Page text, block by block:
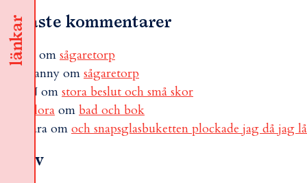
länkar
Senaste kommentarer
om sågaretorp
Fanny om sågaretorp
N om stora beslut och små skor
Flora om bad och bok
sara om och snapsglasbuketten plockade jag då
Arkiv